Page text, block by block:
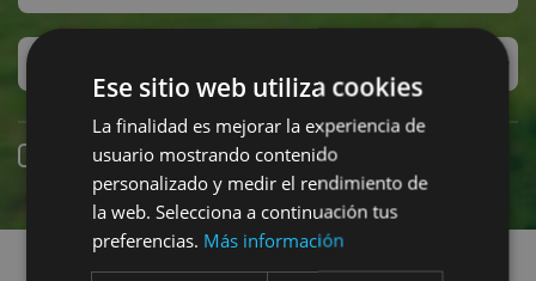
Reserva online
Encuentra planes
Ese sitio web utiliza cookies
La finalidad es mejorar la experiencia de
usuario mostrando contenido
personalizado y medir el rendimiento de
la web. Selecciona a continuación tus
preferencias. Más información